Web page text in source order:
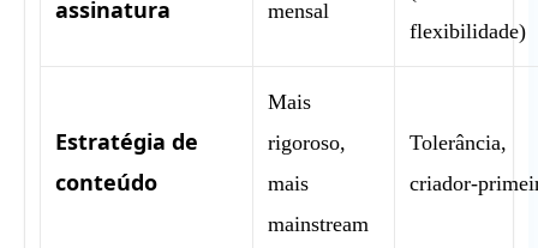
assinatura
mensal
flexibilidade)
Estratégia de
conteúdo
Mais
rigoroso,
mais
mainstream
Tolerância,
criador-